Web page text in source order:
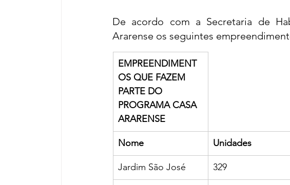
De acordo com a Secretaria de
Ararense os seguintes
EMPREENDIMENT
OS QUE FAZEM
PARTE DO
PROGRAMA CASA
ARARENSE
Nome Unidades
Jardim São José 329